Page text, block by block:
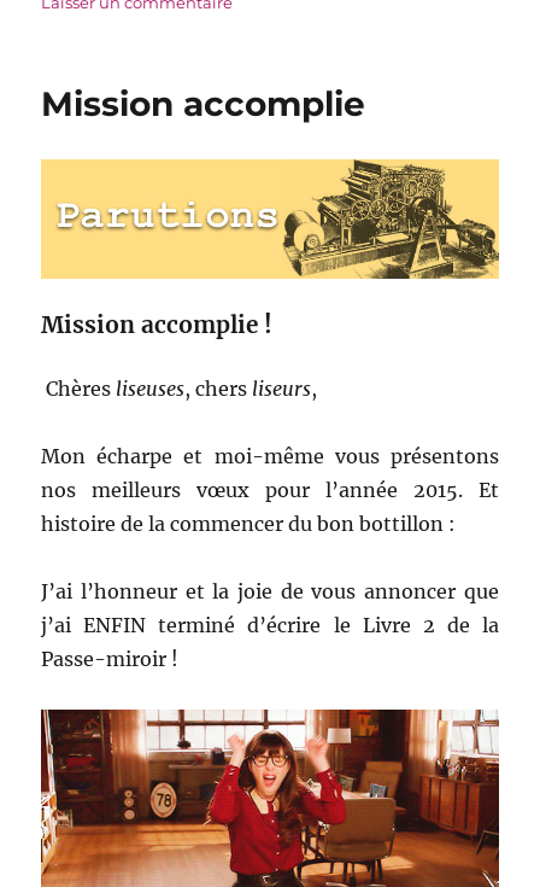
Mission accomplie
Mission accomplie !
Chères liseuses, chers liseurs,
Mon écharpe et moi-même vous présentons
nos meilleurs vœux pour l’année 2015. Et
histoire de la commencer du bon bottillon :
J’ai l’honneur et la joie de vous annoncer que
j’ai ENFIN terminé d’écrire le Livre 2 de la
Passe-miroir !